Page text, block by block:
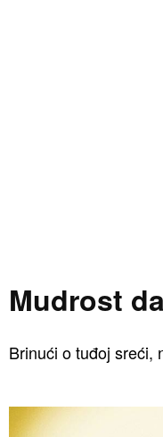
Mudrost
Brinući o tuđoj sreći,